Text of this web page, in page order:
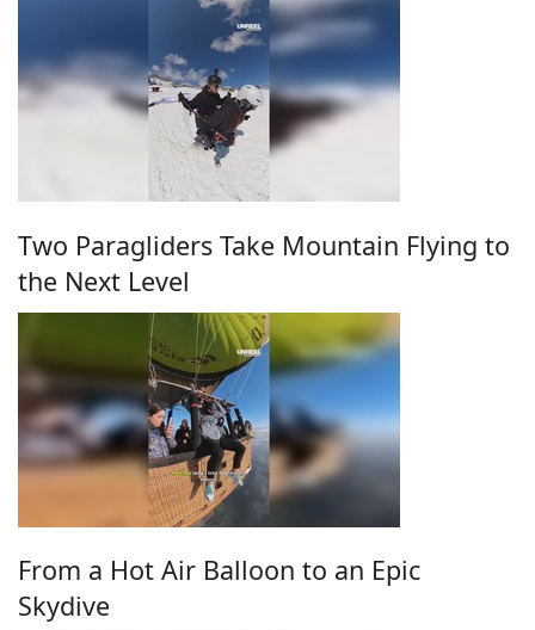
Two Paragliders Take Mountain Flying to
the Next Level
From a Hot Air Balloon to an Epic
Skydive